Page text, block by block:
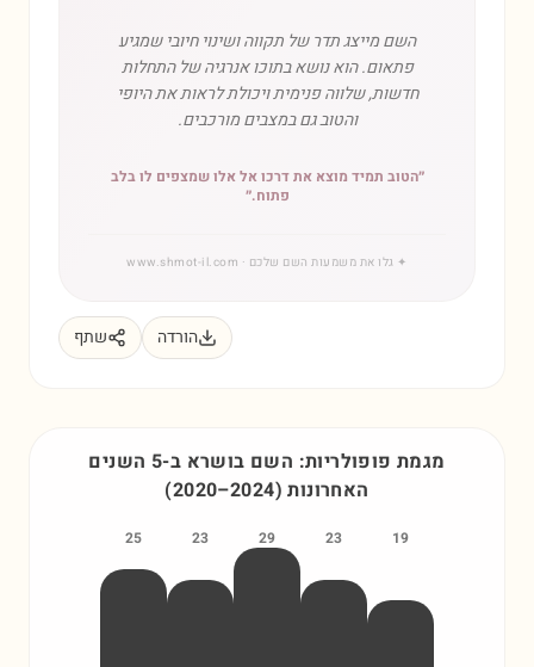
השם מייצג תדר של תקווה ושינוי חיובי שמגיע
פתאום. הוא נושא בתוכו אנרגיה של התחלות
חדשות, שלווה פנימית ויכולת לראות את היופי
והטוב גם במצבים מורכבים.
״הטוב תמיד מוצא את דרכו אל אלו שמצפים לו בלב
פתוח.״
✦ גלו את משמעות השם שלכם · www.shmot-il.com
הורדה שתף
מגמת פופולריות: השם בושרא
ב-5 השנים
האחרונות
(2020–2024)
19
23
29
23
25